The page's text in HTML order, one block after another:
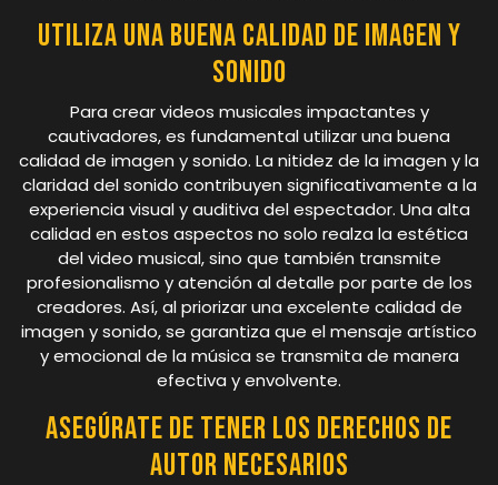
Utiliza una buena calidad de imagen y
sonido
Para crear videos musicales impactantes y
cautivadores, es fundamental utilizar una buena
calidad de imagen y sonido. La nitidez de la imagen y la
claridad del sonido contribuyen significativamente a la
experiencia visual y auditiva del espectador. Una alta
calidad en estos aspectos no solo realza la estética
del video musical, sino que también transmite
profesionalismo y atención al detalle por parte de los
creadores. Así, al priorizar una excelente calidad de
imagen y sonido, se garantiza que el mensaje artístico
y emocional de la música se transmita de manera
efectiva y envolvente.
Asegúrate de tener los derechos de
autor necesarios